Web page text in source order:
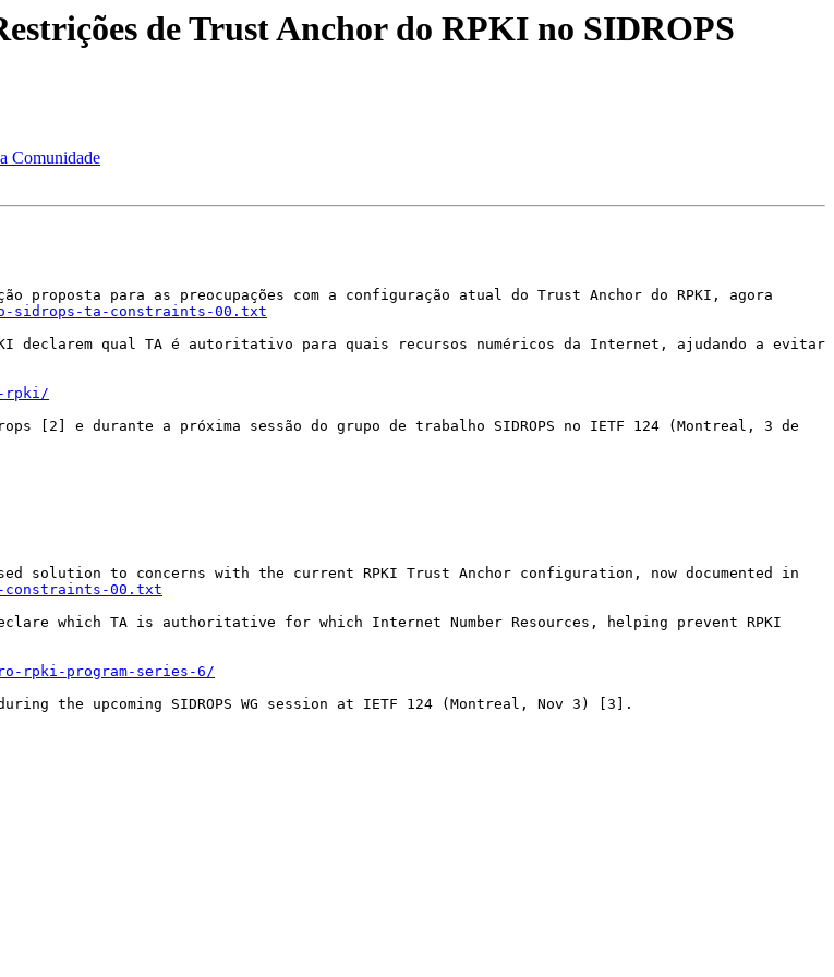
de Trust Anchor do RPKI no SIDROPS
Comunidade
proposta para as preocupações com a configuração atual do Trust Anchor do RPKI, agora
sidrops-ta-constraints-00.txt
declarem qual TA é autoritativo para quais recursos numéricos da Internet, ajudando a evitar
rpki/
[2] e durante a próxima sessão do grupo de trabalho SIDROPS no IETF 124 (Montreal, 3 de
solution to concerns with the current RPKI Trust Anchor configuration, now documented in
00.txt
which TA is authoritative for which Internet Number Resources, helping prevent RPKI
rpki-program-series-6/
the upcoming SIDROPS WG session at IETF 124 (Montreal, Nov 3) [3].